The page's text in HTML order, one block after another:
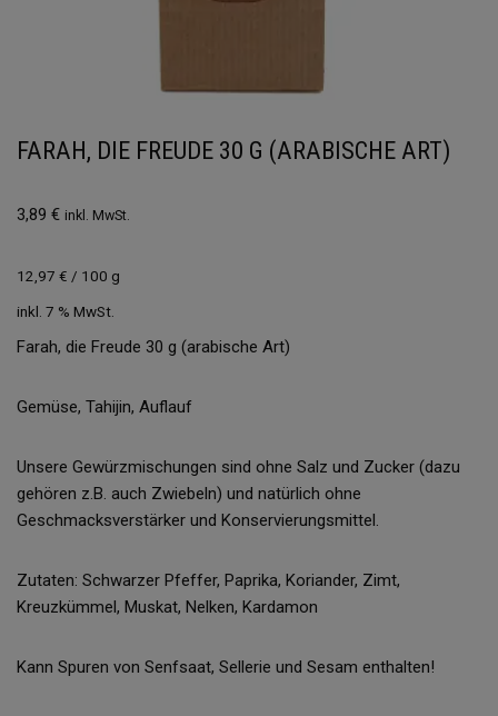
FARAH, DIE FREUDE 30 G (ARABISCHE ART)
3,89 € inkl. MwSt.
12,97 € / 100 g
inkl. 7 % MwSt.
Farah, die Freude 30 g (arabische Art)
Gemüse, Tahijin, Auflauf
Unsere Gewürzmischungen sind ohne Salz und Zucker (dazu
gehören z.B. auch Zwiebeln) und natürlich ohne
Geschmacksverstärker und Konservierungsmittel.
Zutaten: Schwarzer Pfeffer, Paprika, Koriander, Zimt,
Kreuzkümmel, Muskat, Nelken, Kardamon
Kann Spuren von Senfsaat, Sellerie und Sesam enthalten!